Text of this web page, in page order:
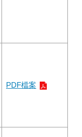
PDF檔案